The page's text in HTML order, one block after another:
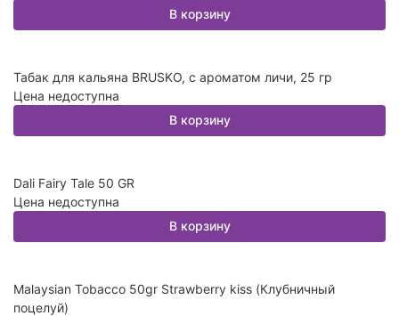
В корзину
Табак для кальяна BRUSKO, с ароматом личи, 25 гр
Цена недоступна
В корзину
Dali Fairy Tale 50 GR
Цена недоступна
В корзину
Malaysian Tobacco 50gr Strawberry kiss (Клубничный
поцелуй)